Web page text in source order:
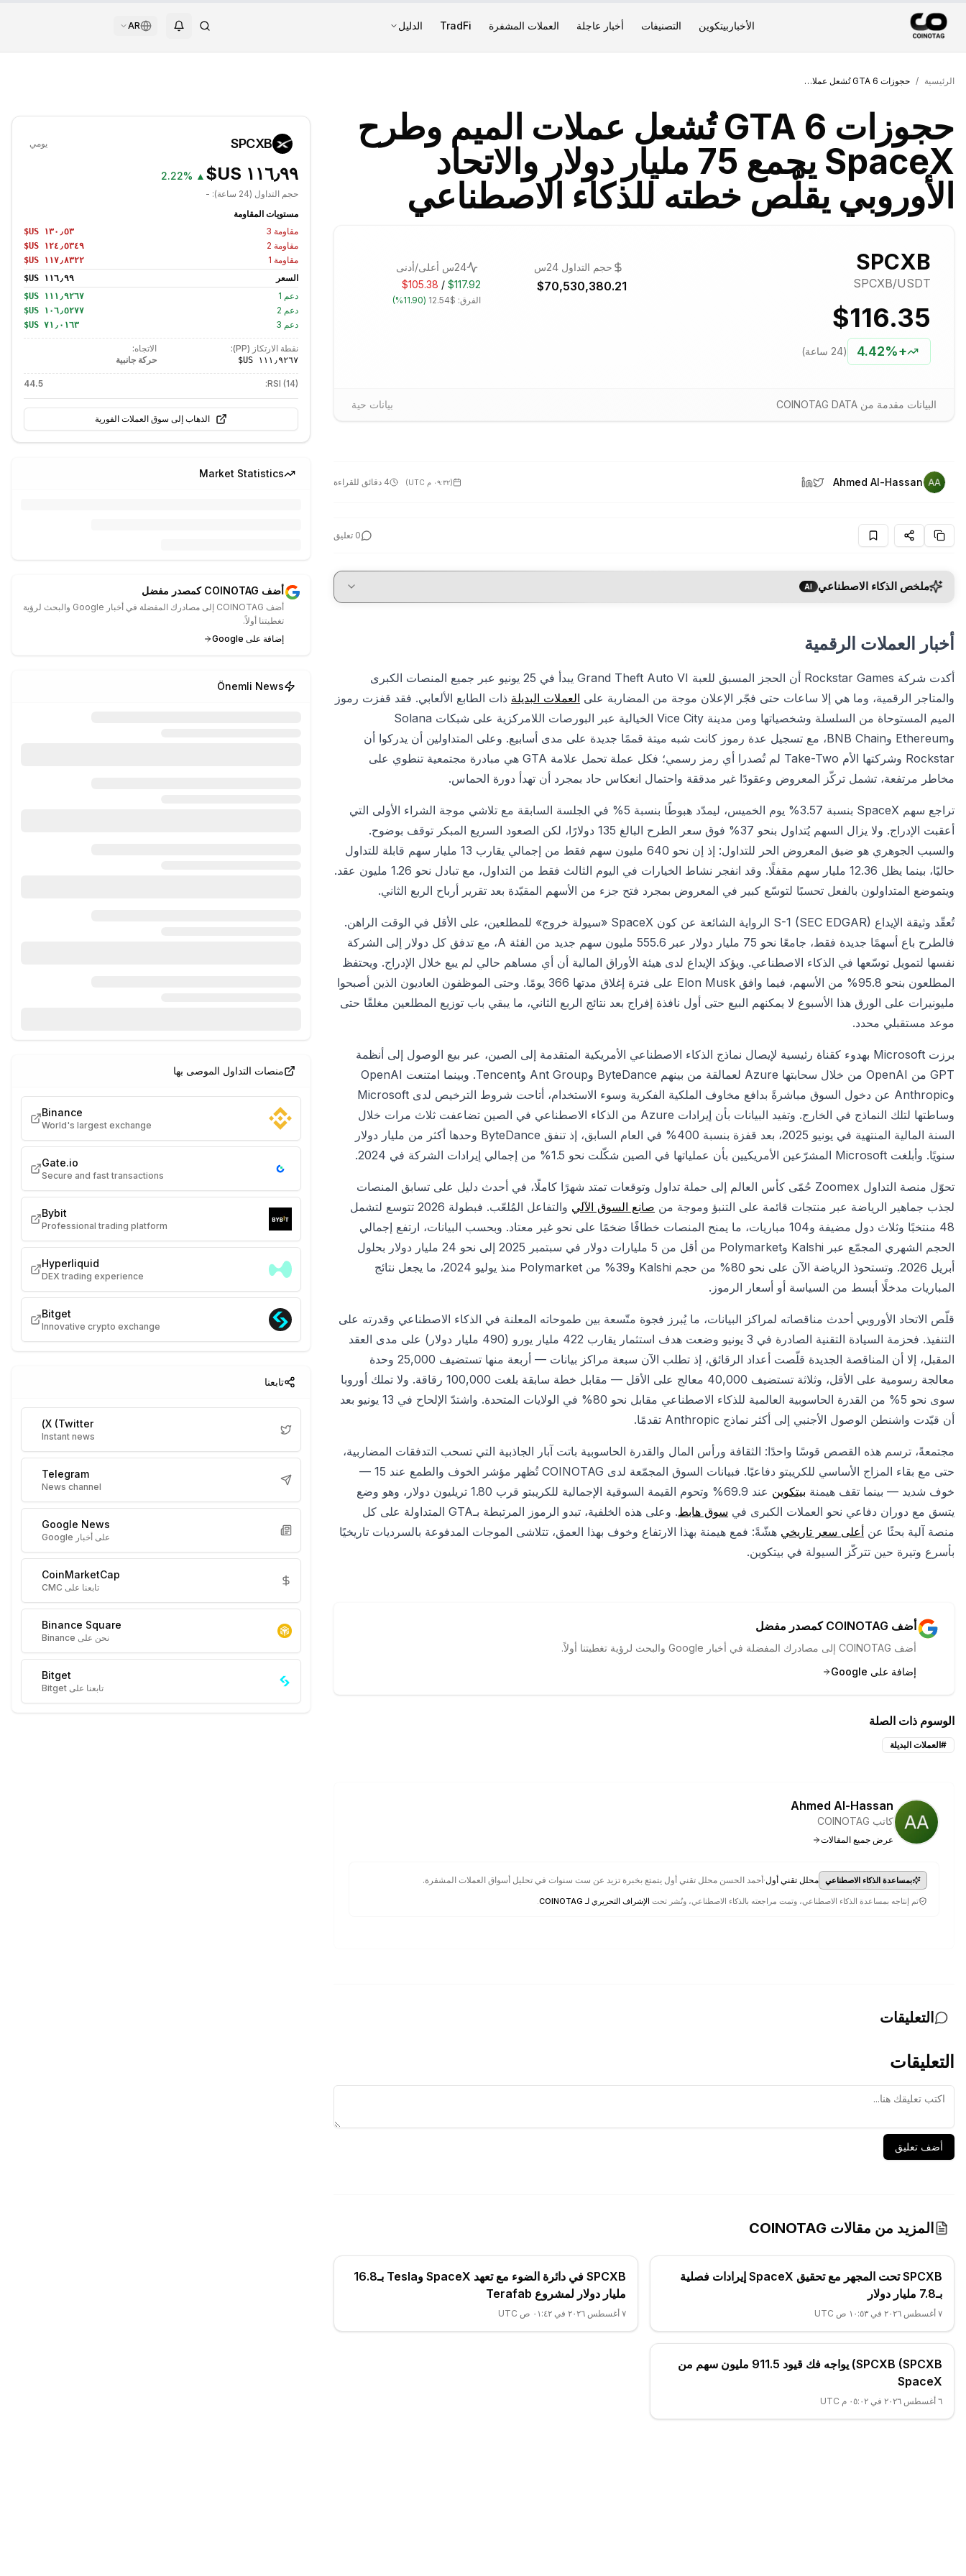
الأخبار بيتكوين التصنيفات أخبار عاجلة العملات المشفرة TradFi الدليل AR
الرئيسية / حجوزات GTA 6 تُشعل عملات الميم وطرح SpaceX يجمع 75 مليار دولار والاتحاد الأوروبي يقلّص خطته للذكاء الاصطناعي
حجوزات GTA 6 تُشعل عملات الميم وطرح
SpaceX يجمع 75 مليار دولار والاتحاد
الأوروبي يقلّص خطته للذكاء الاصطناعي
SPCXB
SPCXB/USDT
$116.35
+
4.42% (24 ساعة)
حجم التداول 24س
$70,530,380.21
24س أعلى/أدنى
$117.92
/
$105.38
الفرق: $12.54
(
11.90%
)
البيانات مقدمة من COINOTAG DATA بيانات حية
Ahmed Al-Hassan
(٠٩:٣٢ م UTC ) 4 دقائق للقراءة
0 تعليق
ملخص الذكاء الاصطناعي AI
أخبار العملات الرقمية
أكدت شركة Rockstar Games أن الحجز المسبق للعبة Grand Theft Auto VI يبدأ في 25 يونيو عبر جميع المنصات الكبرى
والمتاجر الرقمية، وما هي إلا ساعات حتى فجّر الإعلان موجة من المضاربة على العملات البديلة ذات الطابع الألعابي. فقد قفزت رموز
الميم المستوحاة من السلسلة وشخصياتها ومن مدينة Vice City الخيالية عبر البورصات اللامركزية على شبكات Solana
وEthereum وBNB Chain، مع تسجيل عدة رموز كانت شبه ميتة قممًا جديدة على مدى أسابيع. وعلى المتداولين أن يدركوا أن
Rockstar وشركتها الأم Take-Two لم تُصدرا أي رمز رسمي؛ فكل عملة تحمل علامة GTA هي مبادرة مجتمعية تنطوي على
مخاطر مرتفعة، تشمل تركّز المعروض وعقودًا غير مدققة واحتمال انعكاس حاد بمجرد أن تهدأ دورة الحماس.
تراجع سهم SpaceX بنسبة 3.57% يوم الخميس، ليمدّد هبوطًا بنسبة 5% في الجلسة السابقة مع تلاشي موجة الشراء الأولى التي
أعقبت الإدراج. ولا يزال السهم يُتداول بنحو 37% فوق سعر الطرح البالغ 135 دولارًا، لكن الصعود السريع المبكر توقف بوضوح.
والسبب الجوهري هو ضيق المعروض الحر للتداول: إذ إن نحو 640 مليون سهم فقط من إجمالي يقارب 13 مليار سهم قابلة للتداول
حاليًا، بينما يظل 12.36 مليار سهم مقفلًا. وقد انفجر نشاط الخيارات في اليوم الثالث فقط من التداول، مع تبادل نحو 1.26 مليون عقد.
ويتموضع المتداولون بالفعل تحسبًا لتوسّع كبير في المعروض بمجرد فتح جزء من الأسهم المقيّدة بعد تقرير أرباح الربع الثاني.
تُعقّد وثيقة الإيداع S-1 (SEC EDGAR) الرواية الشائعة عن كون SpaceX «سيولة خروج» للمطلعين، على الأقل في الوقت الراهن.
فالطرح باع أسهمًا جديدة فقط، جامعًا نحو 75 مليار دولار عبر 555.6 مليون سهم جديد من الفئة A، مع تدفق كل دولار إلى الشركة
نفسها لتمويل توسّعها في الذكاء الاصطناعي. ويؤكد الإيداع لدى هيئة الأوراق المالية أن أي مساهم حالي لم يبع خلال الإدراج. ويحتفظ
المطلعون بنحو 95.8% من الأسهم، فيما وافق Elon Musk على فترة إغلاق مدتها 366 يومًا. وحتى الموظفون العاديون الذين أصبحوا
مليونيرات على الورق هذا الأسبوع لا يمكنهم البيع حتى أول نافذة إفراج بعد نتائج الربع الثاني، ما يبقي باب توزيع المطلعين مغلقًا حتى
موعد مستقبلي محدد.
برزت Microsoft بهدوء كقناة رئيسية لإيصال نماذج الذكاء الاصطناعي الأمريكية المتقدمة إلى الصين، عبر بيع الوصول إلى أنظمة
GPT من OpenAI من خلال سحابتها Azure لعمالقة من بينهم ByteDance وAnt Group وTencent. وبينما امتنعت OpenAI
وAnthropic عن دخول السوق مباشرةً بدافع مخاوف الملكية الفكرية وسوء الاستخدام، أتاحت شروط الترخيص لدى Microsoft
وساطتها لتلك النماذج في الخارج. وتفيد البيانات بأن إيرادات Azure من الذكاء الاصطناعي في الصين تضاعفت ثلاث مرات خلال
السنة المالية المنتهية في يونيو 2025، بعد قفزة بنسبة 400% في العام السابق، إذ تنفق ByteDance وحدها أكثر من مليار دولار
سنويًا. وأبلغت Microsoft المشرّعين الأمريكيين بأن عملياتها في الصين شكّلت نحو 1.5% من إجمالي إيرادات الشركة في 2024.
تحوّل منصة التداول Zoomex حُمّى كأس العالم إلى حملة تداول وتوقعات تمتد شهرًا كاملًا، في أحدث دليل على تسابق المنصات
لجذب جماهير الرياضة عبر منتجات قائمة على التنبؤ وموجة من صانع السوق الآلي
والتفاعل المُلعّب. فبطولة 2026 تتوسع لتشمل
48 منتخبًا وثلاث دول مضيفة و104 مباريات، ما يمنح المنصات خطافًا ضخمًا على نحو غير معتاد. وبحسب البيانات، ارتفع إجمالي
الحجم الشهري المجمّع عبر Kalshi وPolymarket من أقل من 5 مليارات دولار في سبتمبر 2025 إلى نحو 24 مليار دولار بحلول
أبريل 2026. وتستحوذ الرياضة الآن على نحو 80% من حجم Kalshi و39% من Polymarket منذ يوليو 2024، ما يجعل نتائج
المباريات مدخلًا أبسط من السياسة أو أسعار الرموز.
قلّص الاتحاد الأوروبي أحدث مناقصاته لمراكز البيانات، ما يُبرز فجوة متّسعة بين طموحاته المعلنة في الذكاء الاصطناعي وقدرته على
التنفيذ. فحزمة السيادة التقنية الصادرة في 3 يونيو وضعت هدف استثمار يقارب 422 مليار يورو (490 مليار دولار) على مدى العقد
المقبل، إلا أن المناقصة الجديدة قلّصت أعداد الرقائق، إذ تطلب الآن سبعة مراكز بيانات — أربعة منها تستضيف 25,000 وحدة
معالجة رسومية على الأقل، وثلاثة تستضيف 40,000 معالج على الأقل — مقابل خطة سابقة بلغت 100,000 رقاقة. ولا تملك أوروبا
سوى نحو 5% من القدرة الحاسوبية العالمية للذكاء الاصطناعي مقابل نحو 80% في الولايات المتحدة. واشتدّ الإلحاح في 13 يونيو بعد
أن قيّدت واشنطن الوصول الأجنبي إلى أكثر نماذج Anthropic تقدمًا.
مجتمعةً، ترسم هذه القصص قوسًا واحدًا: الثقافة ورأس المال والقدرة الحاسوبية باتت آبار الجاذبية التي تسحب التدفقات المضاربية،
حتى مع بقاء المزاج الأساسي للكريبتو دفاعيًا. فبيانات السوق المجمّعة لدى COINOTAG تُظهر مؤشر الخوف والطمع عند 15 —
خوف شديد — بينما تقف هيمنة بيتكوين
عند 69.9% وتحوم القيمة السوقية الإجمالية للكريبتو قرب 1.80 تريليون دولار، وهو وضع
يتسق مع دوران دفاعي نحو العملات الكبرى في سوق هابط
. وعلى هذه الخلفية، تبدو الرموز المرتبطة بـGTA المتداولة على كل
منصة آلية بحثًا عن أعلى سعر تاريخي هشّةً: فمع هيمنة بهذا الارتفاع وخوف بهذا العمق، تتلاشى الموجات المدفوعة بالسرديات تاريخيًا
بأسرع وتيرة حين تتركّز السيولة في بيتكوين.
أضف COINOTAG كمصدر مفضل
أضف COINOTAG إلى مصادرك المفضلة في أخبار Google والبحث لرؤية تغطيتنا أولاً.
إضافة على Google
الوسوم ذات الصلة
#العملات البديلة
Ahmed Al-Hassan
كاتب COINOTAG
عرض جميع المقالات
بمساعدة الذكاء الاصطناعي محلل تقني أول·أحمد الحسن محلل تقني أول يتمتع بخبرة تزيد عن ست سنوات في تحليل أسواق العملات المشفرة.
تم إنتاجه بمساعدة الذكاء الاصطناعي، وتمت مراجعته بالذكاء الاصطناعي، ونُشر تحت الإشراف التحريري لـ COINOTAG .
التعليقات
التعليقات
أضف تعليق
المزيد من مقالات COINOTAG
SPCXB تحت المجهر مع تحقيق SpaceX إيرادات فصلية
بـ7.8 مليار دولار
٧ أغسطس ٢٠٢٦ في ١٠:٥٣ ص UTC
SPCXB في دائرة الضوء مع تعهد SpaceX وTesla بـ16.8
مليار دولار لمشروع Terafab
٧ أغسطس ٢٠٢٦ في ٠١:٤٢ ص UTC
SPCXB (SPCXB) يواجه فك قيود 911.5 مليون سهم من
SpaceX
٦ أغسطس ٢٠٢٦ في ٠٥:٠٢ م UTC
SPCXB يومي
▲
2.22%
حجم التداول (24 ساعة):
-
مستويات المقاومة
مقاومة 3
مقاومة 2
مقاومة 1
السعر
دعم 1
دعم 2
دعم 3
نقطة الارتكاز (PP):
الاتجاه:
حركة جانبية
RSI (14):
44.5
الذهاب إلى سوق العملات الفورية
Market Statistics
أضف COINOTAG كمصدر مفضل
أضف COINOTAG إلى مصادرك المفضلة في أخبار Google والبحث لرؤية
تغطيتنا أولاً.
إضافة على Google
Önemli News
منصات التداول الموصى بها
Binance
World's largest exchange
Gate.io
Secure and fast transactions
Bybit
Professional trading platform
Hyperliquid
DEX trading experience
Bitget
Innovative crypto exchange
تابعنا
X (Twitter)
Instant news
Telegram
News channel
Google News
على أخبار Google
CoinMarketCap
تابعنا على CMC
Binance Square
نحن على Binance
Bitget
تابعنا على Bitget